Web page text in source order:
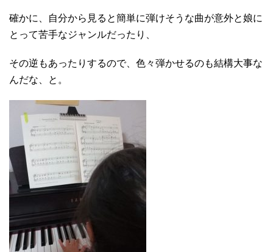
確かに、自分から見ると簡単に弾けそうな曲が意外と娘に
とって苦手なジャンルだったり、
その逆もあったりするので、色々弾かせるのも結構大事な
んだな、と。